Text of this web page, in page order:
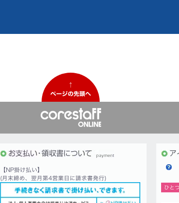
↑
ページの先頭へ
【NP掛け払い】
(月末締め、翌月第4営業日に請求書発行)
ひと